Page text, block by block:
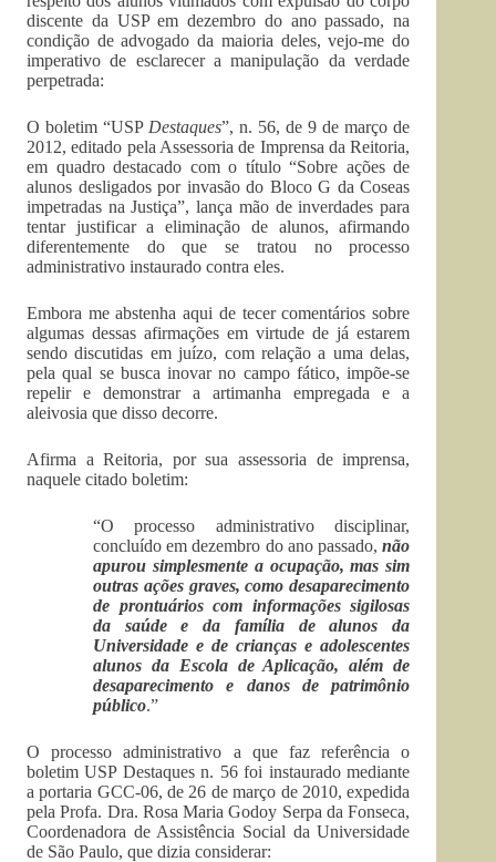
discente da USP em dezembro do ano passado, na
condição de advogado da maioria deles, vejo-me do
imperativo de esclarecer a manipulação da verdade
perpetrada:
O boletim “USP Destaques”, n. 56, de 9 de março de
2012, editado pela Assessoria de Imprensa da Reitoria,
em quadro destacado com o título “Sobre ações de
alunos desligados por invasão do Bloco G da Coseas
impetradas na Justiça”, lança mão de inverdades para
tentar justificar a eliminação de alunos, afirmando
diferentemente do que se tratou no processo
administrativo instaurado contra eles.
Embora me abstenha aqui de tecer comentários sobre
algumas dessas afirmações em virtude de já estarem
sendo discutidas em juízo, com relação a uma delas,
pela qual se busca inovar no campo fático, impõe-se
repelir e demonstrar a artimanha empregada e a
aleivosia que disso decorre.
Afirma a Reitoria, por sua assessoria de imprensa,
naquele citado boletim:
“O processo administrativo disciplinar,
concluído em dezembro do ano passado,não
apurou simplesmente a ocupação, mas sim
outras ações graves, como desaparecimento
de prontuários com informações sigilosas
da saúde e da família de alunos da
Universidade e de crianças e adolescentes
alunos da Escola de Aplicação, além de
desaparecimento e danos de patrimônio
público.”
O processo administrativo a que faz referência o
boletim USP Destaques n. 56 foi instaurado mediante
a portaria GCC-06, de 26 de março de 2010, expedida
pela Profa. Dra. Rosa Maria Godoy Serpa da Fonseca,
Coordenadora de Assistência Social da Universidade
de São Paulo, que dizia considerar: